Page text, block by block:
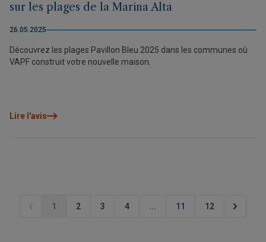
sur les plages de la Marina Alta
26.05.2025
Découvrez les plages Pavillon Bleu 2025 dans les communes où
VAPF construit votre nouvelle maison.
Lire l'avis
1 2 3 4 ... 11 12